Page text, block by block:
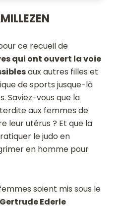
ce recueil de
qui ont ouvert la voie
aux autres filles et
de sports jusque-là
Saviez-vous que la
aux femmes de
leur utérus ? Et que la
le judo en
en homme pour
soient mis sous le
Gertrude Ederle